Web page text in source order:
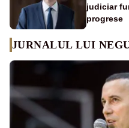
judiciar
progrese
JURNALUL LUI